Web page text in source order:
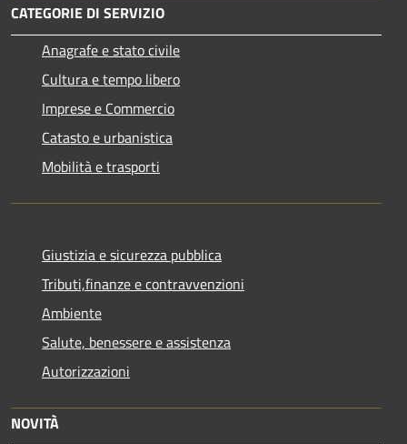
CATEGORIE DI SERVIZIO
Anagrafe e stato civile
Cultura e tempo libero
Imprese e Commercio
Catasto e urbanistica
Mobilità e trasporti
Giustizia e sicurezza pubblica
Tributi,finanze e contravvenzioni
Ambiente
Salute, benessere e assistenza
Autorizzazioni
NOVITÀ